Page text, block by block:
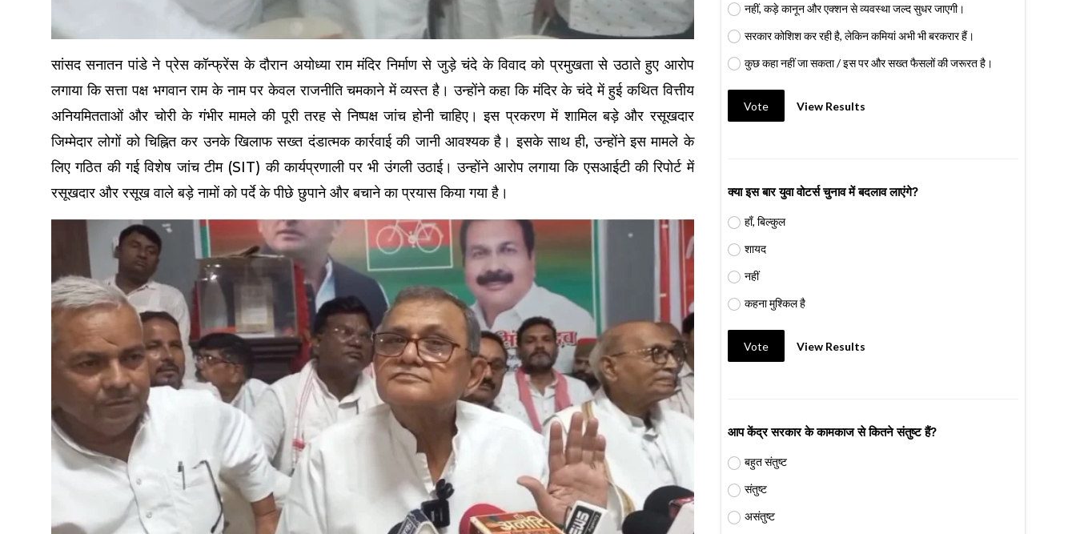
सांसद सनातन पांडे ने प्रेस कॉन्फ्रेंस के दौरान अयोध्या राम मंदिर निर्माण से जुड़े चंदे के विवाद को प्रमुखता से उठाते हुए आरोप
लगाया कि सत्ता पक्ष भगवान राम के नाम पर केवल राजनीति चमकाने में व्यस्त है। उन्होंने कहा कि मंदिर के चंदे में हुई कथित वित्तीय
अनियमितताओं और चोरी के गंभीर मामले की पूरी तरह से निष्पक्ष जांच होनी चाहिए। इस प्रकरण में शामिल बड़े और रसूखदार
जिम्मेदार लोगों को चिह्नित कर उनके खिलाफ सख्त दंडात्मक कार्रवाई की जानी आवश्यक है। इसके साथ ही, उन्होंने इस मामले के
लिए गठित की गई विशेष जांच टीम (SIT) की कार्यप्रणाली पर भी उंगली उठाई। उन्होंने आरोप लगाया कि एसआईटी की रिपोर्ट में
रसूखदार और रसूख वाले बड़े नामों को पर्दे के पीछे छुपाने और बचाने का प्रयास किया गया है।
नहीं, कड़े कानून और एक्शन से व्यवस्था जल्द सुधर जाएगी।
सरकार कोशिश कर रही है, लेकिन कमियां अभी भी बरकरार हैं।
कुछ कहा नहीं जा सकता / इस पर और सख्त फैसलों की जरूरत है।
Vote View Results
क्या इस बार युवा वोटर्स चुनाव में बदलाव लाएंगे?
हाँ, बिल्कुल
शायद
नहीं
कहना मुश्किल है
Vote View Results
आप केंद्र सरकार के कामकाज से कितने संतुष्ट हैं?
बहुत संतुष्ट
संतुष्ट
असंतुष्ट